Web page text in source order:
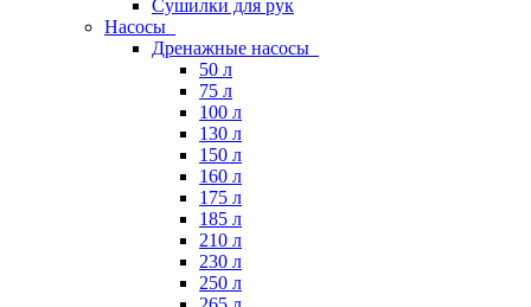
Сушилки для рук
Насосы
Дренажные насосы
50 л
75 л
100 л
130 л
150 л
160 л
175 л
185 л
210 л
230 л
250 л